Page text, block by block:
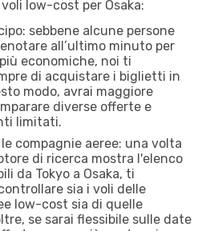
low-cost per Osaka:
sebbene alcune persone
all’ultimo minuto per
economiche, noi ti
di acquistare i biglietti in
modo, avrai maggiore
diverse offerte e
limitati.
compagnie aeree: una volta
di ricerca mostra l'elenco
da Tokyo a Osaka, ti
sia i voli delle
low-cost sia di quelle
se sarai flessibile sulle date